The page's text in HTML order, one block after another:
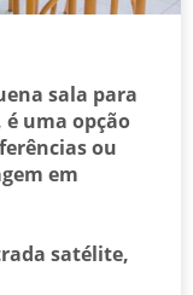
sala para
é uma opção
ou
em
satélite,